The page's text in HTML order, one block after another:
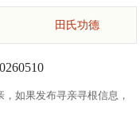
田氏功德
如果发布寻亲寻根信息，